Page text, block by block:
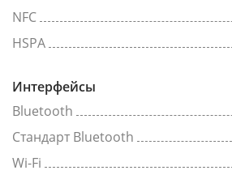
NFC
HSPA
Интерфейсы
Bluetooth
Стандарт Bluetooth
Wi-Fi